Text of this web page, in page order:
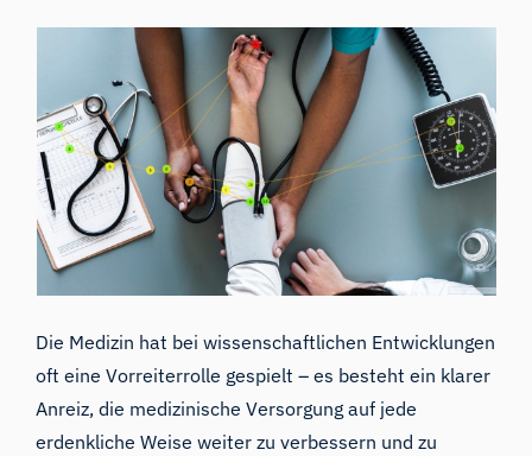
Die Medizin hat bei wissenschaftlichen Entwicklungen
oft eine Vorreiterrolle gespielt – es besteht ein klarer
Anreiz, die medizinische Versorgung auf jede
erdenkliche Weise weiter zu verbessern und zu